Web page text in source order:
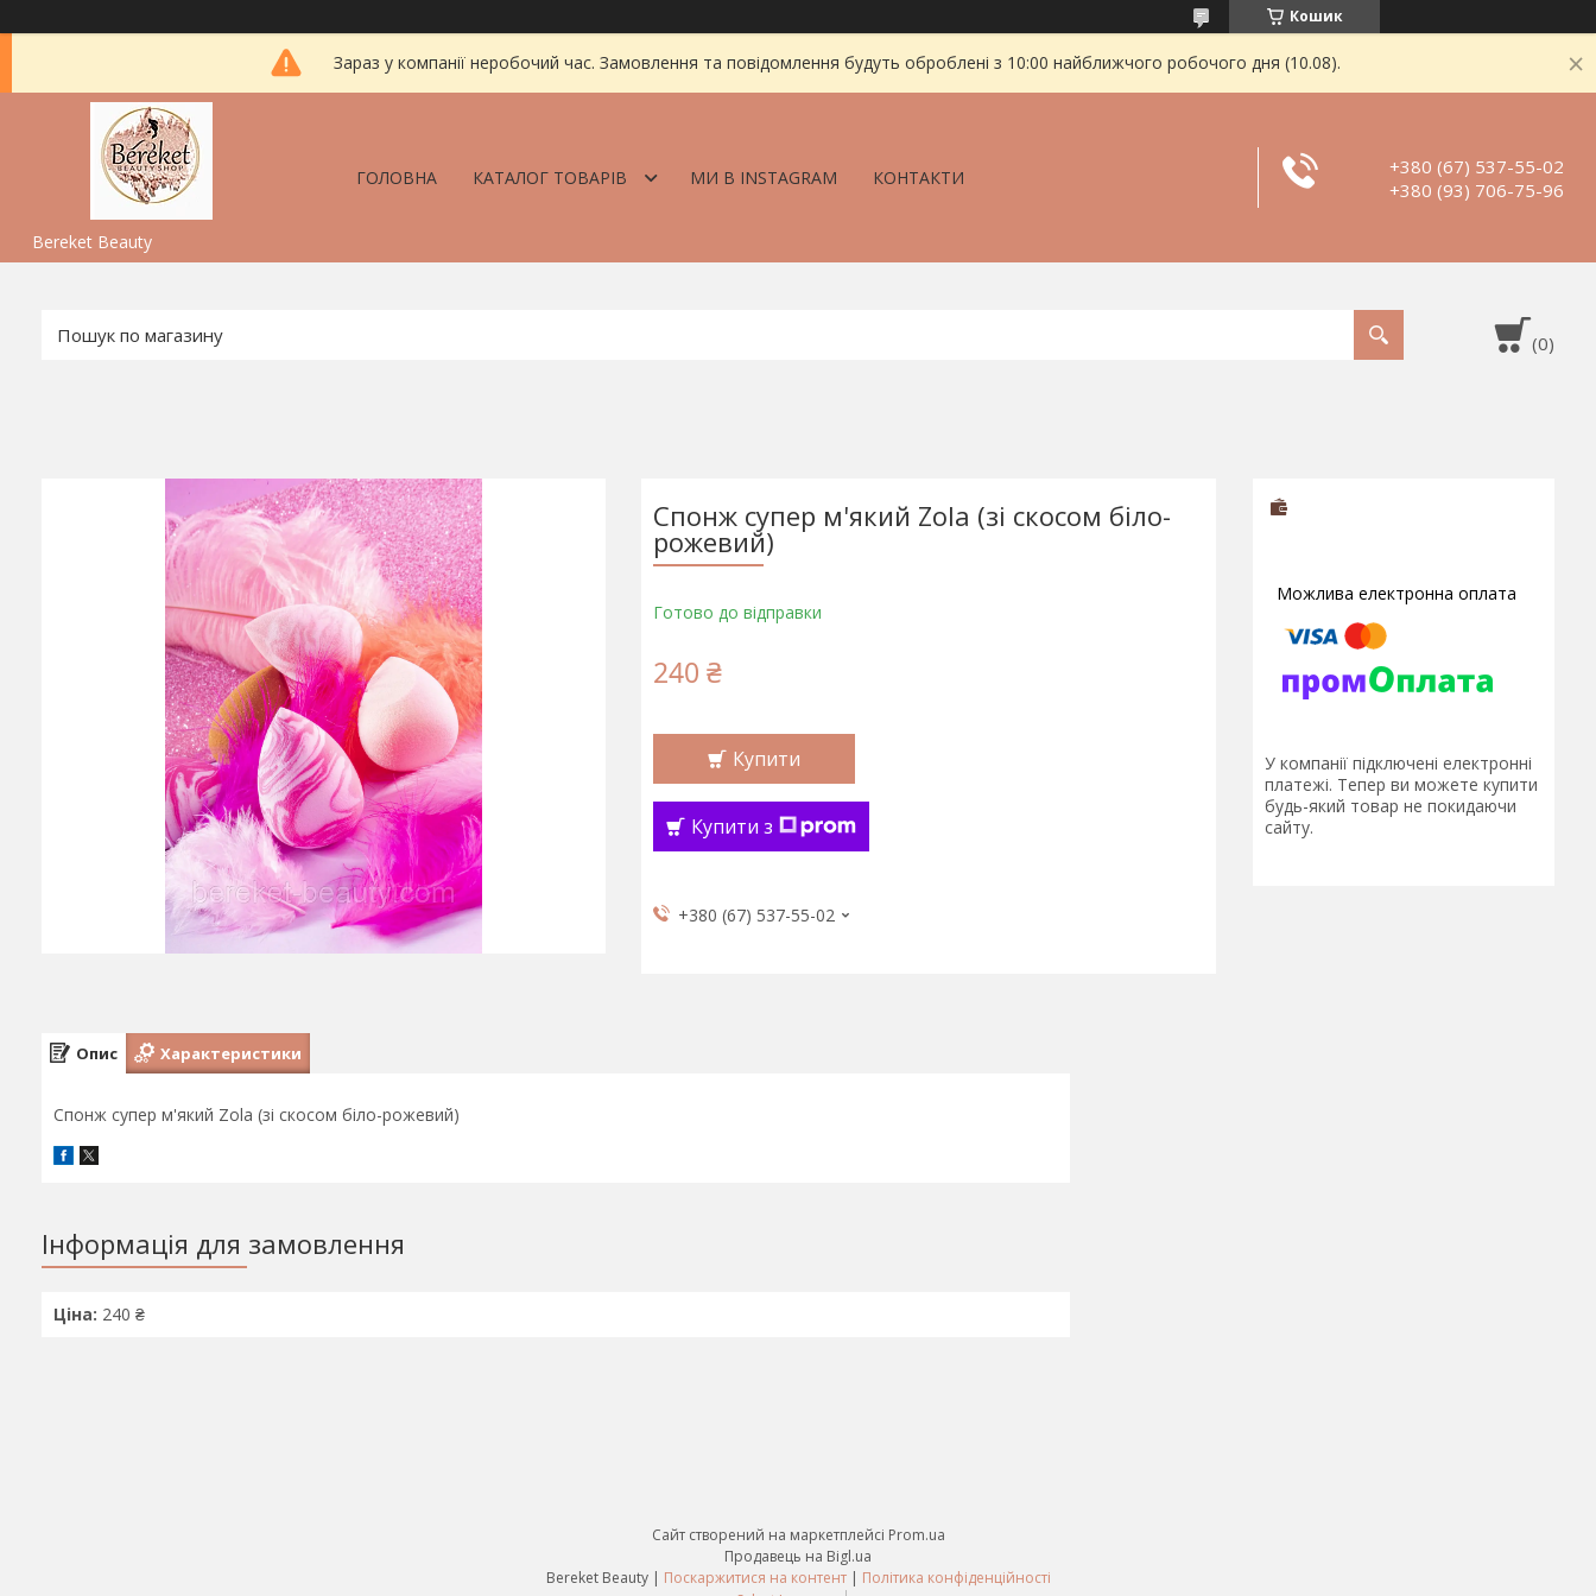
Кошик
Зараз у компанії неробочий час. Замовлення та повідомлення будуть оброблені з 10:00 найближчого робочого дня (10.08).
Bereket Beauty
ГОЛОВНА КАТАЛОГ ТОВАРІВ МИ В INSTAGRAM КОНТАКТИ
+380 (67) 537-55-02
+380 (93) 706-75-96
Спонж супер м'який Zola (зі скосом біло-
рожевий)
Готово до відправки
240 ₴
Купити
Купити з
+380 (67) 537-55-02
У компанії підключені електронні
платежі. Тепер ви можете купити
будь-який товар не покидаючи
сайту.
Опис Характеристики
Спонж супер м'який Zola (зі скосом біло-рожевий)
Інформація для замовлення
Ціна: 240 ₴
Сайт створений на маркетплейсі Prom.ua
Продавець на Bigl.ua
Bereket Beauty | Поскаржитися на контент | Політика конфіденційності